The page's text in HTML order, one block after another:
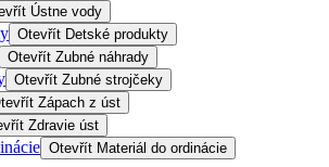
Ústne vody
Otevřít Detské produkty
Otevřít Zubné náhrady
Otevřít Zubné strojčeky
Zápach z úst
Zdravie úst
Otevřít Materiál do ordinácie